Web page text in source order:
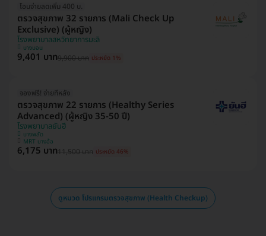
โอนจ่ายลดเพิ่ม 400 บ.
ตรวจสุขภาพ 32 รายการ (Mali Check Up
Exclusive) (ผู้หญิง)
โรงพยาบาลสหวิทยาการมะลิ
บางบอน
9,401 บาท9,900 บาท ประหยัด 1%
จองฟรี! จ่ายทีหลัง
ตรวจสุขภาพ 22 รายการ (Healthy Series
Advanced) (ผู้หญิง 35-50 ปี)
โรงพยาบาลยันฮี
บางพลัด
MRT บางอ้อ
6,175 บาท11,500 บาท ประหยัด 46%
ดูหมวด โปรแกรมตรวจสุขภาพ (Health Checkup)